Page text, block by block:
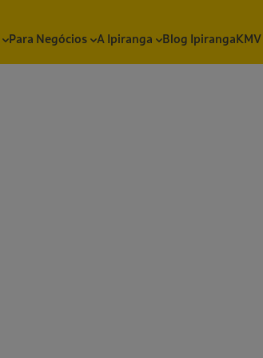
Para Negócios A Ipiranga Blog IpirangaKMV